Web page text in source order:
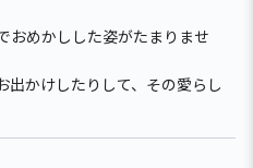
おめかしした姿がたまりませ
出かけしたりして、その愛らし